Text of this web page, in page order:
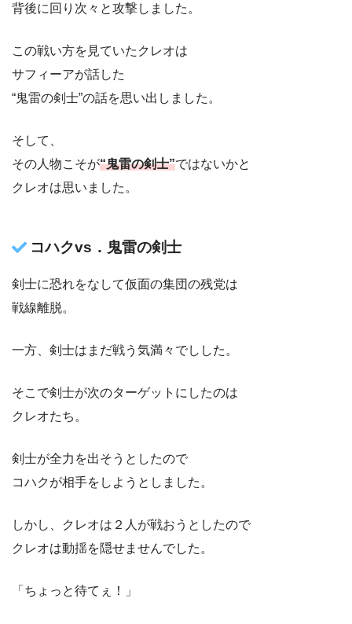
背後に回り次々と攻撃しました。
この戦い方を見ていたクレオは
サフィーアが話した
“鬼雷の剣士”の話を思い出しました。
そして、
その人物こそが“鬼雷の剣士”ではないかと
クレオは思いました。
コハクvs．鬼雷の剣士
剣士に恐れをなして仮面の集団の残党は
戦線離脱。
一方、剣士はまだ戦う気満々でしした。
そこで剣士が次のターゲットにしたのは
クレオたち。
剣士が全力を出そうとしたので
コハクが相手をしようとしました。
しかし、クレオは２人が戦おうとしたので
クレオは動揺を隠せませんでした。
「ちょっと待てぇ！」